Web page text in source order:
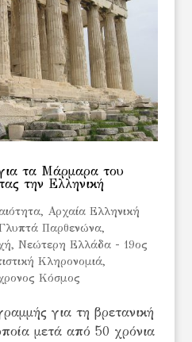
τα Μάρμαρα του
την Ελληνική
, Αρχαία Ελληνική
Παρθενώνα,
, Νεώτερη Ελλάδα - 19ος
Κληρονομιά,
Κόσμος
για τη βρετανική
μετά από 50 χρόνια